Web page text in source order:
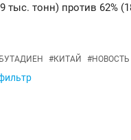
тыс. тонн) против 62%
#КИТАЙ #НОВОСТЬ